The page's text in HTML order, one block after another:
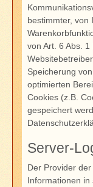
bestimmter, von
von Art. 6 Abs.
Speicherung
optimierten
Cookies (z.B.
gespeichert
Server-
Der Provider
Informationen